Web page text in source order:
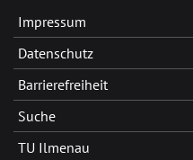
Impressum
Datenschutz
Barrierefreiheit
Suche
TU Ilmenau